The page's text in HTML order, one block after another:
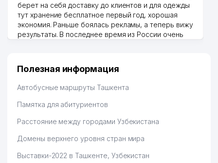
берет на себя доставку до клиентов и для одежды
тут хранение бесплатное первый год, хорошая
экономия. Раньше боялась рекламы, а теперь вижу
результаты. В последнее время из России очень
Hamida 03.08.2026 12:45:39
Полезная информация
Автобусные маршруты Ташкента
Памятка для абитуриентов
Расстояние между городами Узбекистана
Домены верхнего уровня стран мира
Выставки-2022 в Ташкенте, Узбекистан